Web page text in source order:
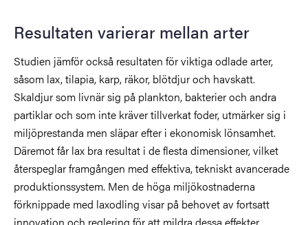
Resultaten varierar mellan arter
Studien jämför också resultaten för viktiga odlade arter,
såsom lax, tilapia, karp, räkor, blötdjur och havskatt.
Skaldjur som livnär sig på plankton, bakterier och andra
partiklar och som inte kräver tillverkat foder, utmärker sig i
miljöprestanda men släpar efter i ekonomisk lönsamhet.
Däremot får lax bra resultat i de flesta dimensioner, vilket
återspeglar framgången med effektiva, tekniskt avancerade
produktionssystem. Men de höga miljökostnaderna
förknippade med laxodling visar på behovet av fortsatt